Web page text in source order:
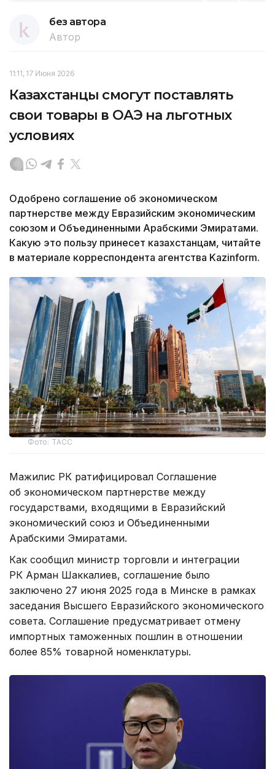
без автора
Автор
11:11, 17 Июня 2026
Казахстанцы смогут поставлять
свои товары в ОАЭ на льготных
условиях
Одобрено соглашение об экономическом
партнерстве между Евразийским экономическим
союзом и Объединенными Арабскими Эмиратами.
Какую это пользу принесет казахстанцам, читайте
в материале корреспондента агентства Kazinform.
Фото: ТАСС
Мажилис РК ратифицировал Соглашение
об экономическом партнерстве между
государствами, входящими в Евразийский
экономический союз и Объединенными
Арабскими Эмиратами.
Как сообщил министр торговли и интеграции
РК Арман Шаккалиев, соглашение было
заключено 27 июня 2025 года в Минске в рамках
заседания Высшего Евразийского экономического
совета. Соглашение предусматривает отмену
импортных таможенных пошлин в отношении
более 85% товарной номенклатуры.